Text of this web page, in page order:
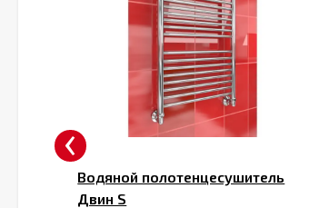
Водяной полотенцесушитель
Двин S
‹